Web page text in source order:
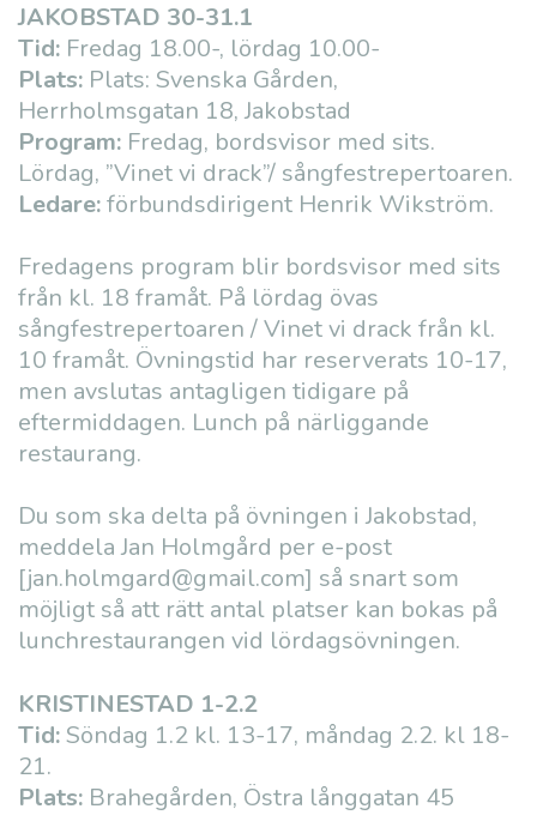
JAKOBSTAD 30-31.1
Tid: Fredag 18.00-, lördag 10.00-
Plats: Plats: Svenska Gården,
Herrholmsgatan 18, Jakobstad
Program: Fredag, bordsvisor med sits.
Lördag, ”Vinet vi drack”/ sångfestrepertoaren.
Ledare:förbundsdirigent Henrik Wikström.
Fredagens program blir bordsvisor med sits
från kl. 18 framåt. På lördag övas
sångfestrepertoaren / Vinet vi drack från kl.
10 framåt. Övningstid har reserverats 10-17,
men avslutas antagligen tidigare på
eftermiddagen. Lunch på närliggande
restaurang.
Du som ska delta på övningen i Jakobstad,
meddela Jan Holmgård per e-post
[jan.holmgard@gmail.com] så snart som
möjligt så att rätt antal platser kan bokas på
lunchrestaurangen vid lördagsövningen.
KRISTINESTAD 1-2.2
Tid:Söndag 1.2 kl. 13-17, måndag 2.2. kl 18-
21.
Plats: Brahegården, Östra långgatan 45